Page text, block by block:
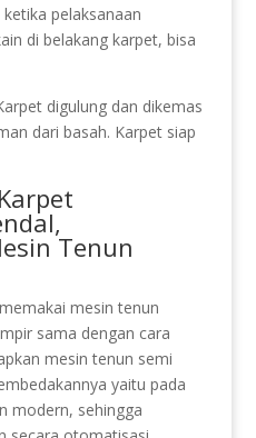
pelaksanaan
di belakang karpet, bisa
digulung dan dikemas
dari basah. Karpet siap
Tenun
mesin tenun
sama dengan cara
mesin tenun semi
yaitu pada
modern, sehingga